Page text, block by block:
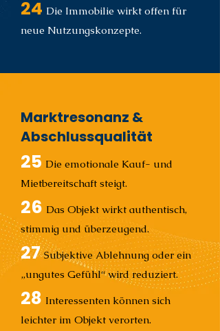
24 Die Immobilie wirkt offen für
neue Nutzungskonzepte.
Marktresonanz &
Abschlussqualität
25 Die emotionale Kauf- und
Mietbereitschaft steigt.
26 Das Objekt wirkt authentisch,
stimmig und überzeugend.
27Subjektive Ablehnung oder ein
„ungutes Gefühl“ wird reduziert.
28 Interessenten können sich
leichter im Objekt verorten.